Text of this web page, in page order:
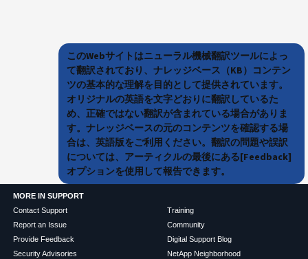
このWebサイトはニューラル機械翻訳ツールによっ
て翻訳されており、ナレッジベース（KB）コンテン
ツの基本的な理解を目的として提供されています。
オリジナルの英語を文字どおりに翻訳しているた
め、正確ではない翻訳が含まれている場合がありま
す。ナレッジベースの元のコンテンツを確認する場
合は、英語版をご利用ください。翻訳の問題や誤訳
については、アーティクルの最後にある[Feedback]
オプションを使用して報告できます。
MORE IN SUPPORT
Contact Support
Report an Issue
Provide Feedback
Security Advisories
Training
Community
Digital Support Blog
NetApp Neighborhood